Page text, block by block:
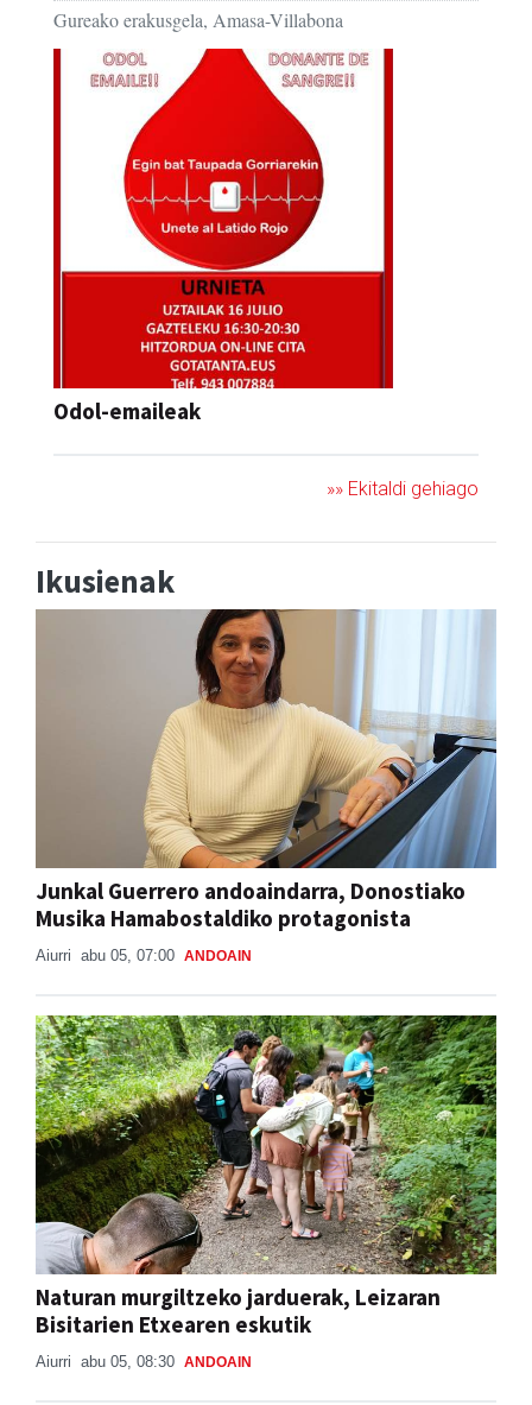
Gureako erakusgela, Amasa-Villabona
Odol-emaileak
»» Ekitaldi gehiago
Ikusienak
Junkal Guerrero andoaindarra, Donostiako
Musika Hamabostaldiko protagonista
Aiurri abu 05, 07:00 ANDOAIN
Naturan murgiltzeko jarduerak, Leizaran
Bisitarien Etxearen eskutik
Aiurri abu 05, 08:30 ANDOAIN